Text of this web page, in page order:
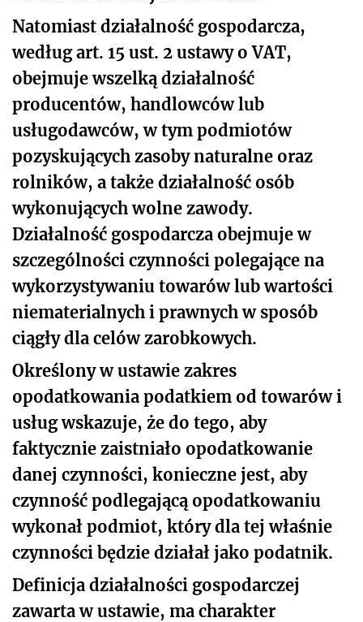
Natomiast działalność gospodarcza,
według art. 15 ust. 2 ustawy o VAT,
obejmuje wszelką działalność
producentów, handlowców lub
usługodawców, w tym podmiotów
pozyskujących zasoby naturalne oraz
rolników, a także działalność osób
wykonujących wolne zawody.
Działalność gospodarcza obejmuje w
szczególności czynności polegające na
wykorzystywaniu towarów lub wartości
niematerialnych i prawnych w sposób
ciągły dla celów zarobkowych.
Określony w ustawie zakres
opodatkowania podatkiem od towarów i
usług wskazuje, że do tego, aby
faktycznie zaistniało opodatkowanie
danej czynności, konieczne jest, aby
czynność podlegającą opodatkowaniu
wykonał podmiot, który dla tej właśnie
czynności będzie działał jako podatnik.
Definicja działalności gospodarczej
zawarta w ustawie, ma charakter